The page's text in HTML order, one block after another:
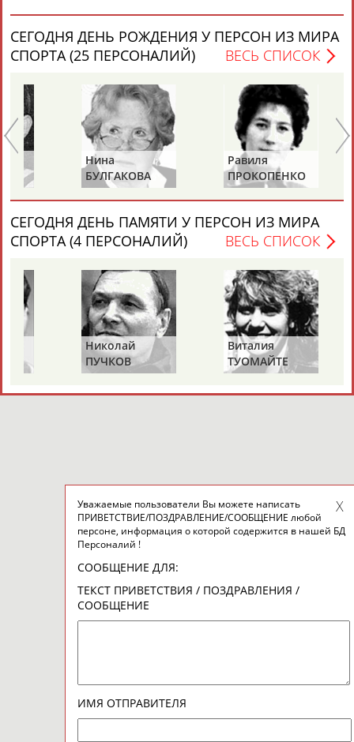
Вопросы сотрудничества и совместной деятельностиinform@infosport.ru
Стадион, 1998-2026
Разработка и поддержка ООО НАИТ «Стадион»
Адресов в новостной рассылке: 996
СЕГОДНЯ ДЕНЬ РОЖДЕНИЯ У ПЕРСОН ИЗ МИРА
СПОРТА (25 ПЕРСОНАЛИЙ)
ВЕСЬ СПИСОК
БУЛГАКОВА
Равиля
ПРОКОПЕНКО
(САЛИМОВА)
СЕГОДНЯ ДЕНЬ ПАМЯТИ У ПЕРСОН ИЗ МИРА
СПОРТА (4 ПЕРСОНАЛИЙ)
ВЕСЬ СПИСОК
Николай
ПУЧКОВ
Виталия
ТУОМАЙТЕ
Уважаемые пользователи Вы можете написать
ПРИВЕТСТВИЕ/ПОЗДРАВЛЕНИЕ/СООБЩЕНИЕ любой
персоне, информация о которой содержится в нашей БД
Персоналий !
СООБЩЕНИЕ ДЛЯ:
ТЕКСТ ПРИВЕТСТВИЯ / ПОЗДРАВЛЕНИЯ /
СООБЩЕНИЕ
ИМЯ ОТПРАВИТЕЛЯ